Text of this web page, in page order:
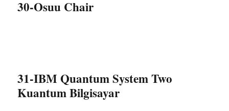
30-Osuu Chair
31-IBM Quantum System Two
Kuantum Bilgisayar